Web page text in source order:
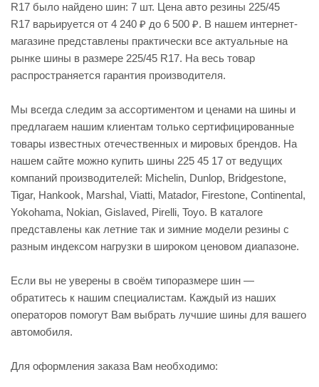
R17 было найдено шин: 7 шт. Цена авто резины 225/45
R17 варьируется от 4 240 ₽ до 6 500 ₽. В нашем интернет-
магазине представлены практически все актуальные на
рынке шины в размере 225/45 R17. На весь товар
распространяется гарантия производителя.
Мы всегда следим за ассортиментом и ценами на шины и
предлагаем нашим клиентам только сертифицированные
товары известных отечественных и мировых брендов. На
нашем сайте можно купить шины 225 45 17 от ведущих
компаний производителей: Michelin, Dunlop, Bridgestone,
Tigar, Hankook, Marshal, Viatti, Matador, Firestone, Continental,
Yokohama, Nokian, Gislaved, Pirelli, Toyo. В каталоге
представлены как летние так и зимние модели резины с
разным индексом нагрузки в широком ценовом диапазоне.
Если вы не уверены в своём типоразмере шин —
обратитесь к нашим специалистам. Каждый из наших
операторов помогут Вам выбрать лучшие шины для вашего
автомобиля.
Для оформления заказа Вам необходимо: